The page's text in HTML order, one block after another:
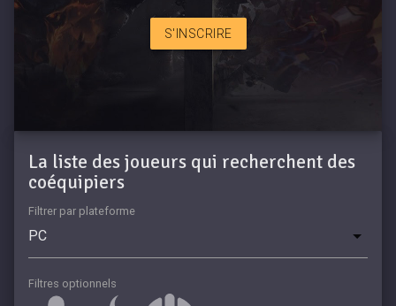
S'INSCRIRE
La liste des joueurs qui recherchent des
coéquipiers
Filtrer par plateforme
Filtres optionnels